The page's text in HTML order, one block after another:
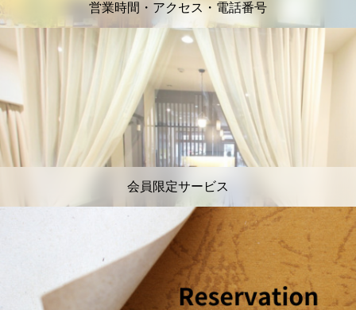
営業時間・アクセス・電話番号
会員限定サービス